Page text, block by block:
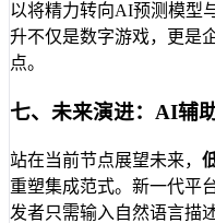
以将精力转向AI预测模型
升不仅是数字游戏，更是
点。
七、未来演进：AI辅
站在当前节点展望未来，
重塑集成范式。新一代平
发者只需输入自然语言描